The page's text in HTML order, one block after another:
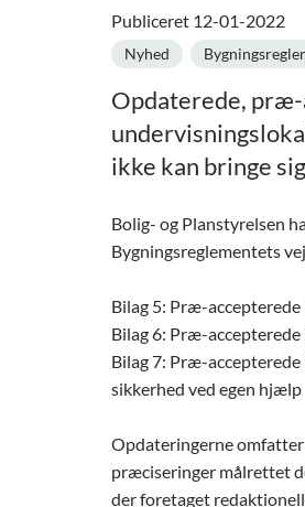
Publiceret 12-01-2022
Nyhed
Opdaterede,
ikke kan bringe
Bolig- og Planstyrelsen
Bygningsreglementets
Bilag 5: Præ-
Bilag 6: Præ-
Bilag 7: Præ-
sikkerhed ved egen hjælp
Opdateringerne
præciseringer målrettet
der foretaget